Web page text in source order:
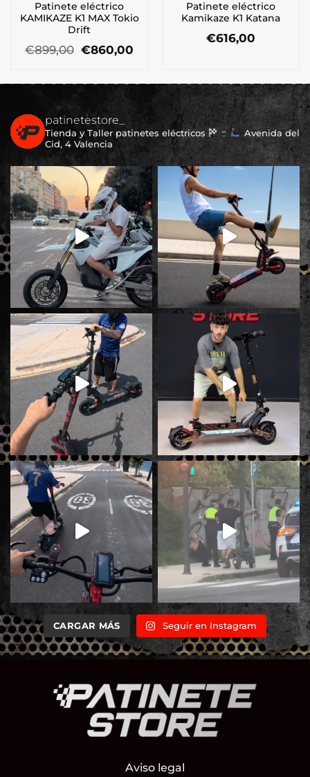
Patinete eléctrico
KAMIKAZE K1 MAX Tokio
Drift
€899,00 El
era:
€899,00.
€860,00
es:
€860,00.
Patinete eléctrico
Kamikaze K1 Katana
€616,00
patinetestore_
Tienda y Taller patinetes eléctricos
Avenida del
Cid, 4 Valencia
CARGAR MÁS Seguir en Instagram
Aviso legal